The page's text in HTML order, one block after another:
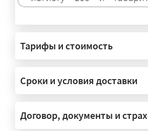
подберёт оптимальный
— Штатно — от 100 кг
Мелкие партии едут
крупные — отдельной
Тяжеловесы 30–90 т
через проверенных
Тарифы и стоимость
Сроки и условия доставки
Договор, документы и